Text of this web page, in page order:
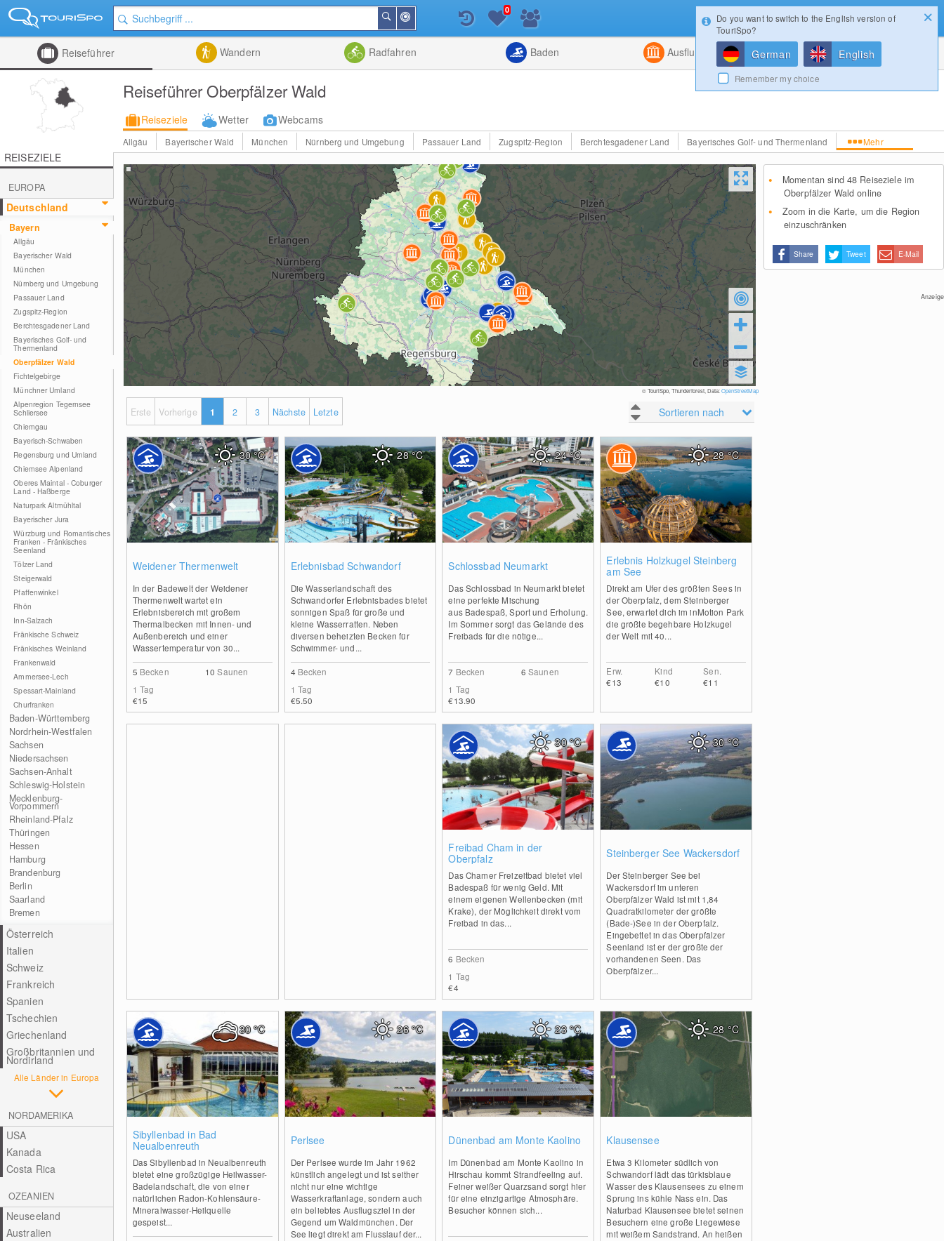
der
Nähe
Suchen
Listenansicht
Kombiniert
0
Reiseführer Wandern Radfahren Baden Ausflugsziele Magazin
Reiseführer Oberpfälzer Wald
Reiseziele Wetter Webcams
Allgäu Bayerischer Wald München Nürnberg und Umgebung Passauer Land Zugspitz-Region Berchtesgadener Land Bayerisches Golf- und Thermenland Mehr
REISEZIELE
EUROPA
Deutschland
Bayern
Allgäu
Bayerischer Wald
München
Nürnberg und Umgebung
Passauer Land
Zugspitz-Region
Berchtesgadener Land
Bayerisches Golf- und
Thermenland
Oberpfälzer Wald
Fichtelgebirge
Münchner Umland
Alpenregion Tegernsee
Schliersee
Chiemgau
Bayerisch-Schwaben
Regensburg und Umland
Chiemsee Alpenland
Oberes Maintal - Coburger
Land - Haßberge
Naturpark Altmühltal
Bayerischer Jura
Würzburg und Romantisches
Franken - Fränkisches
Seenland
Tölzer Land
Steigerwald
Pfaffenwinkel
Rhön
Inn-Salzach
Fränkische Schweiz
Fränkisches Weinland
Frankenwald
Ammersee-Lech
Spessart-Mainland
Churfranken
Baden-Württemberg
Nordrhein-Westfalen
Sachsen
Niedersachsen
Sachsen-Anhalt
Schleswig-Holstein
Mecklenburg-
Vorpommern
Rheinland-Pfalz
Thüringen
Hessen
Hamburg
Brandenburg
Berlin
Saarland
Bremen
Österreich
Italien
Schweiz
Frankreich
Spanien
Tschechien
Griechenland
Großbritannien und
Nordirland
Alle Länder in Europa
NORDAMERIKA
USA
Kanada
Costa Rica
OZEANIEN
Neuseeland
Australien
© TouriSpo, Thunderforest, Data:OpenStreetMap
Sortieren nach
Erste Vorherige 1 2 3 Nächste Letzte
Weidener Thermenwelt
In der Badewelt der Weidener
Thermenwelt wartet ein
Erlebnisbereich mit großem
Thermalbecken mit Innen- und
Außenbereich und einer
Wassertemperatur von 30...
5 Becken 10 Saunen
1 Tag
€15
30°C
Erlebnisbad Schwandorf
Die Wasserlandschaft des
Schwandorfer Erlebnisbades bietet
sonnigen Spaß für große und
kleine Wasserratten. Neben
diversen beheizten Becken für
Schwimmer- und...
4 Becken
1 Tag
€5.50
28°C
Schlossbad Neumarkt
Das Schlossbad in Neumarkt bietet
eine perfekte Mischung
aus Badespaß, Sport und Erholung.
Im Sommer sorgt das Gelände des
Freibads für die nötige...
7 Becken 6 Saunen
1 Tag
€13.90
24°C
Erlebnis Holzkugel Steinberg
am See
Direkt am Ufer des größten Sees in
der Oberpfalz, dem Steinberger
See, erwartet dich im inMotion Park
die größte begehbare Holzkugel
der Welt mit 40...
Erw.
€13
Kind
€10
Sen.
€11
28°C
Freibad Cham in der
Oberpfalz
Das Chamer Freizeitbad bietet viel
Badespaß für wenig Geld. Mit
einem eigenen Wellenbecken (mit
Krake), der Möglichkeit direkt vom
Freibad in das...
6 Becken
1 Tag
€4
30°C
Steinberger See Wackersdorf
Der Steinberger See bei
Wackersdorf im unteren
Oberpfälzer Wald ist mit 1,84
Quadratkilometer der größte
(Bade-)See in der Oberpfalz.
Eingebettet in das Oberpfälzer
Seenland ist er der größte der
vorhandenen Seen. Das
Oberpfälzer...
30°C
Sibyllenbad in Bad
Neualbenreuth
Das Sibyllenbad in Neualbenreuth
bietet eine großzügige Heilwasser-
Badelandschaft, die von einer
natürlichen Radon-Kohlensäure-
Mineralwasser-Heilquelle
gespeist...
30°C
Perlsee
Der Perlsee wurde im Jahr 1962
künstlich angelegt und ist seither
nicht nur eine wichtige
Wasserkraftanlage, sondern auch
ein beliebtes Ausflugsziel in der
Gegend um Waldmünchen. Der
See liegt direkt am Flusslauf der...
26°C
Dünenbad am Monte Kaolino
Im Dünenbad am Monte Kaolino in
Hirschau kommt Strandfeeling auf.
Feiner weißer Quarzsand sorgt hier
für eine einzigartige Atmosphäre.
Besucher können sich...
23°C
Klausensee
Etwa 3 Kilometer südlich von
Schwandorf lädt das türkisblaue
Wasser des Klausensees zu einem
Sprung ins kühle Nass ein. Das
Naturbad Klausensee bietet seinen
Besuchern eine große Liegewiese
mit weißem Sandstrand. An heißen
28°C
Momentan sind 48 Reiseziele im
Oberpfälzer Wald online
Zoom in die Karte, um die Region
einzuschränken
Share Tweet E-Mail
Anzeige
Login
Do you want to switch to the English version of
TouriSpo?
German English
Remember my choice
Konfigurator Gewinnspiele